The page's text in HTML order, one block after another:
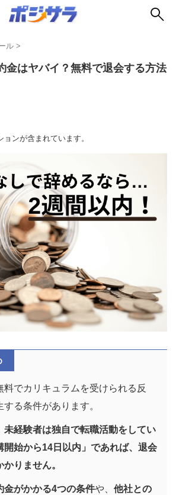
ル >
金はヤバイ？無料で退会する方法
ンが含まれています。
料でカリキュラムを受けられる反
る条件があります。
未経験者は独自で転職活動をしてい
開始から14日以内」であれば、退会
りません。
金がかかる4つの条件や、 他社との